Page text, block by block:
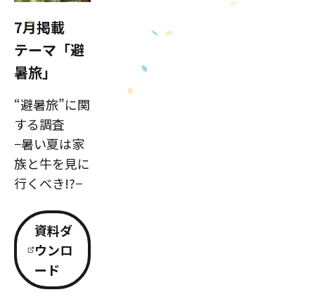
7月掲載
テーマ「避
暑旅」
“避暑旅”に関
する調査
−暑い夏は家
族と牛を見に
行くべき!?−
資料ダ
ウンロ
ード